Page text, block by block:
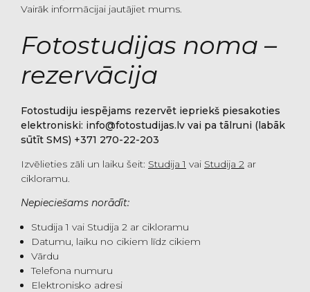
Vairāk informācijai jautājiet mums.
Fotostudijas noma –
rezervācija
Fotostudiju iespējams rezervēt iepriekš piesakoties
elektroniski: info@fotostudijas.lv vai pa tālruni (labāk
sūtīt SMS) +371 270-22-203
Izvēlieties zāli un laiku šeit: Studija 1 vai Studija 2 ar
cikloramu.
Nepieciešams norādīt:
Studija 1 vai Studija 2 ar cikloramu
Datumu, laiku no cikiem līdz cikiem
Vārdu
Telefona numuru
Elektronisko adresi